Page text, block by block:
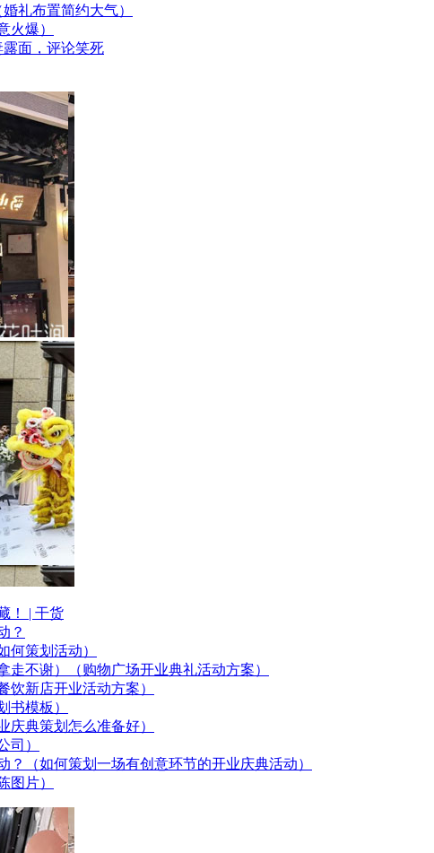
礼布置简约大气）
火爆）
面，评论笑死
！ | 干货
？
何策划活动）
不谢）（购物广场开业典礼活动方案）
饮新店开业活动方案）
书模板）
庆典策划怎么准备好）
司）
（如何策划一场有创意环节的开业庆典活动）
图片）